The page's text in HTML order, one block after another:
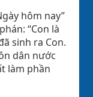
hôm nay”
“Con là
sinh ra Con.
dân nước
làm phần